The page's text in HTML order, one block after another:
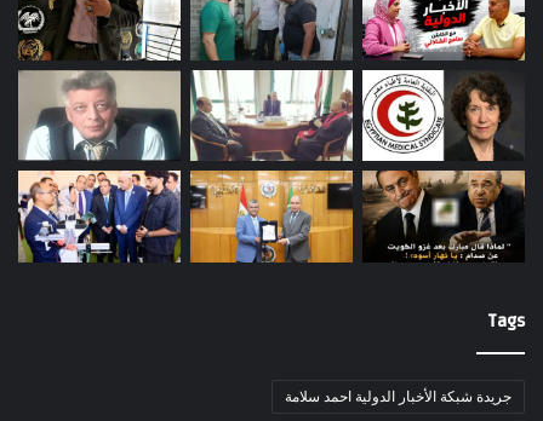
Tags
جريدة شبكة الأخبار الدولية احمد سلامة